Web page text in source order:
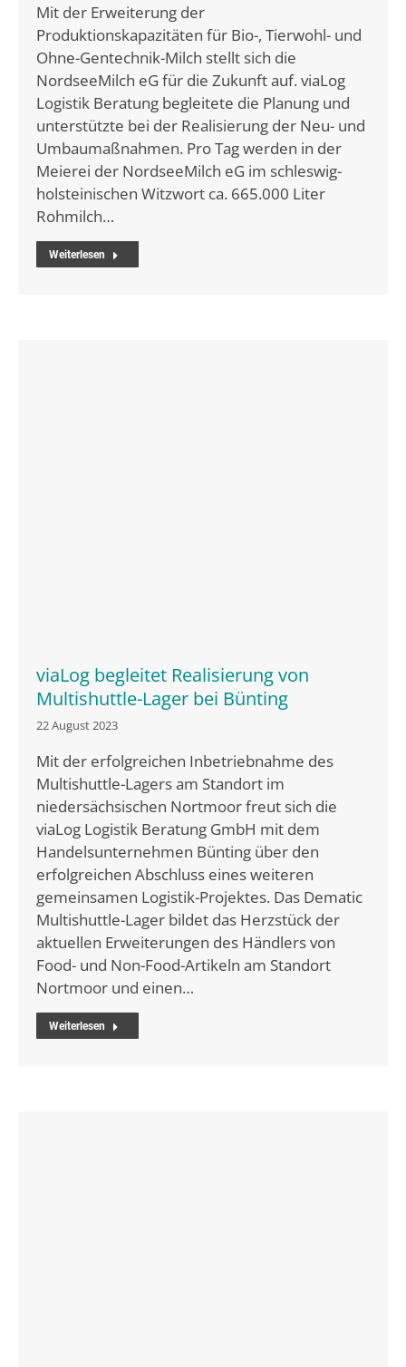
Mit der Erweiterung der
Produktionskapazitäten für Bio-, Tierwohl- und
Ohne-Gentechnik-Milch stellt sich die
NordseeMilch eG für die Zukunft auf. viaLog
Logistik Beratung begleitete die Planung und
unterstützte bei der Realisierung der Neu- und
Umbaumaßnahmen. Pro Tag werden in der
Meierei der NordseeMilch eG im schleswig-
holsteinischen Witzwort ca. 665.000 Liter
Rohmilch…
Weiterlesen
viaLog begleitet Realisierung von
Multishuttle-Lager bei Bünting
22 August 2023
Mit der erfolgreichen Inbetriebnahme des
Multishuttle-Lagers am Standort im
niedersächsischen Nortmoor freut sich die
viaLog Logistik Beratung GmbH mit dem
Handelsunternehmen Bünting über den
erfolgreichen Abschluss eines weiteren
gemeinsamen Logistik-Projektes. Das Dematic
Multishuttle-Lager bildet das Herzstück der
aktuellen Erweiterungen des Händlers von
Food- und Non-Food-Artikeln am Standort
Nortmoor und einen…
Weiterlesen